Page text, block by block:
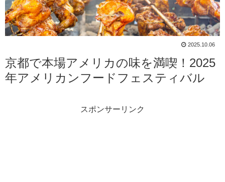
2025.10.06
京都で本場アメリカの味を満喫！2025
年アメリカンフードフェスティバル
スポンサーリンク